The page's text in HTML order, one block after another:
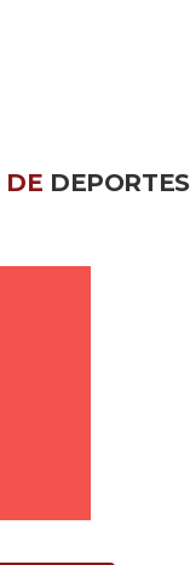
DE DEPORTES